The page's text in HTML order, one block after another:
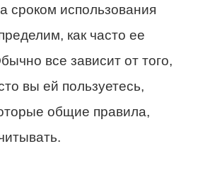
сроком использования
как часто ее
все зависит от того,
вы ей пользуетесь,
общие правила,